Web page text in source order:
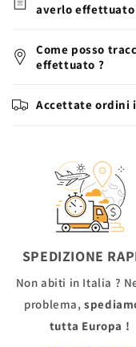
averlo effettuato
Come posso
effettuato ?
Accettate ordini
SPEDIZIONE
Non abiti in Italia ?
problema,
tutta Europa !